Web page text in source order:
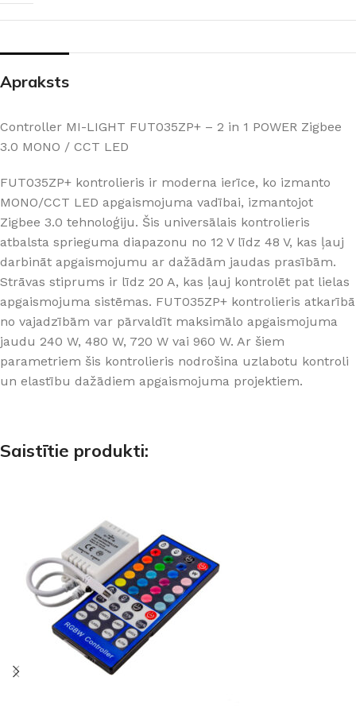
Apraksts
Controller MI-LIGHT FUT035ZP+ – 2 in 1 POWER Zigbee
3.0 MONO / CCT LED
FUT035ZP+ kontrolieris ir moderna ierīce, ko izmanto
MONO/CCT LED apgaismojuma vadībai, izmantojot
Zigbee 3.0 tehnoloģiju. Šis universālais kontrolieris
atbalsta sprieguma diapazonu no 12 V līdz 48 V, kas ļauj
darbināt apgaismojumu ar dažādām jaudas prasībām.
Strāvas stiprums ir līdz 20 A, kas ļauj kontrolēt pat lielas
apgaismojuma sistēmas. FUT035ZP+ kontrolieris atkarībā
no vajadzībām var pārvaldīt maksimālo apgaismojuma
jaudu 240 W, 480 W, 720 W vai 960 W. Ar šiem
parametriem šis kontrolieris nodrošina uzlabotu kontroli
un elastību dažādiem apgaismojuma projektiem.
Saistītie produkti: